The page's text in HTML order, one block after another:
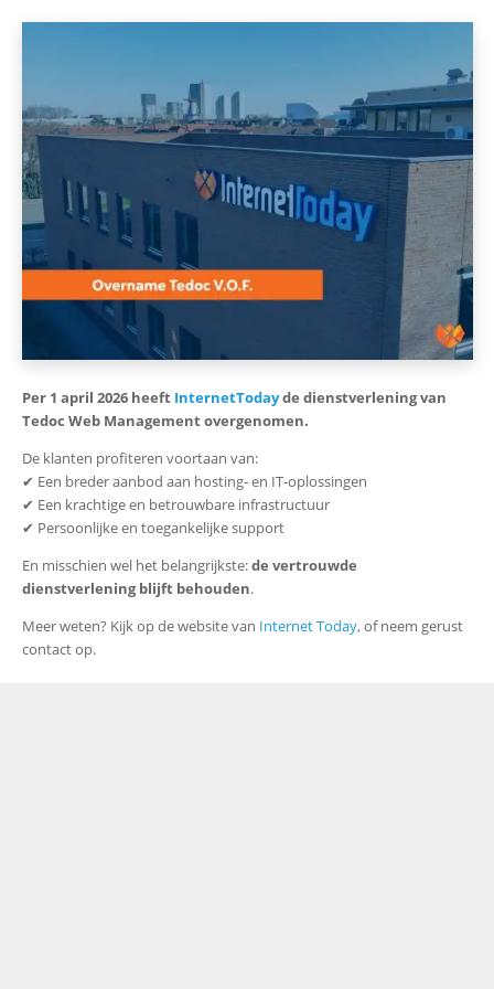
Per 1 april 2026 heeft InternetTodayde dienstverlening van
Tedoc Web Management overgenomen.
De klanten profiteren voortaan van:
✔ Een breder aanbod aan hosting- en IT-oplossingen
✔ Een krachtige en betrouwbare infrastructuur
✔ Persoonlijke en toegankelijke support
En misschien wel het belangrijkste:de vertrouwde
dienstverlening blijft behouden.
Meer weten? Kijk op de website van Internet Today, of neem gerust
contact op.